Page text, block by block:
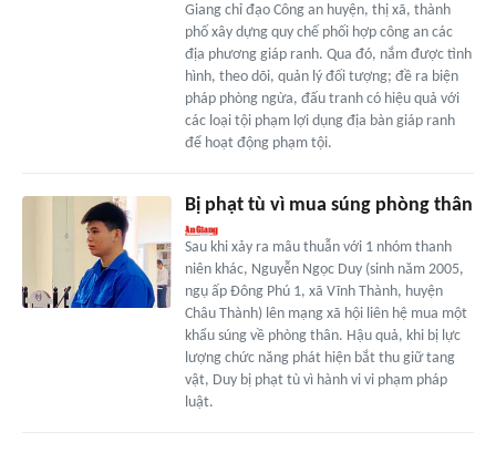
Giang chỉ đạo Công an huyện, thị xã, thành
phố xây dựng quy chế phối hợp công an các
địa phương giáp ranh. Qua đó, nắm được tình
hình, theo dõi, quản lý đối tượng; đề ra biện
pháp phòng ngừa, đấu tranh có hiệu quả với
các loại tội phạm lợi dụng địa bàn giáp ranh
để hoạt động phạm tội.
Bị phạt tù vì mua súng phòng thân
Sau khi xảy ra mâu thuẫn với 1 nhóm thanh
niên khác, Nguyễn Ngọc Duy (sinh năm 2005,
ngụ ấp Đông Phú 1, xã Vĩnh Thành, huyện
Châu Thành) lên mạng xã hội liên hệ mua một
khẩu súng về phòng thân. Hậu quả, khi bị lực
lượng chức năng phát hiện bắt thu giữ tang
vật, Duy bị phạt tù vì hành vi vi phạm pháp
luật.